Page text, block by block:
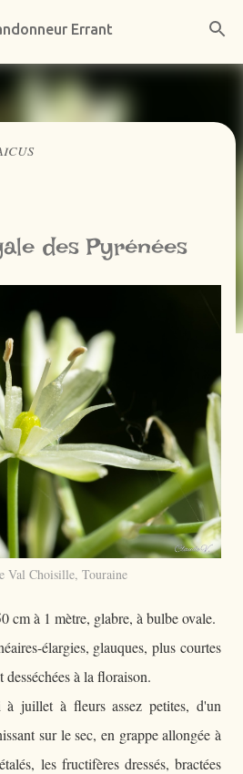
au contenu principal
Errant
des Pyrénées
Val Choisille, Touraine
cm à 1 mètre, glabre, à bulbe ovale.
élargies, glauques, plus courtes
à la floraison.
à juillet à fleurs assez petites, d'un
sur le sec, en grappe allongée à
les fructifères dressés, bractées